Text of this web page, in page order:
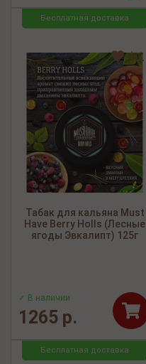
Бесплатная доставка
Табак для кальяна Must
Have Berry Holls (Лесные
ягоды Эвкалипт) 125г
✓ В наличии
1265 р.
Бесплатная доставка